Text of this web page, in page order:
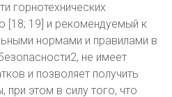
горнотехнических
19] и рекомендуемый к
нормами и правилами в
не имеет
и позволяет получить
при этом в силу того, что